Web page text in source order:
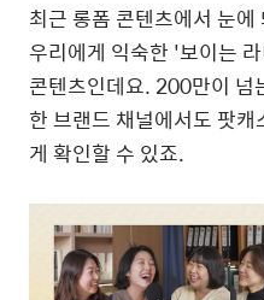
최근 롱폼 콘텐츠에서 눈
우리에게 익숙한 '보이는
콘텐츠인데요. 200만이 넘
한 브랜드 채널에서도 팟
게 확인할 수 있죠.